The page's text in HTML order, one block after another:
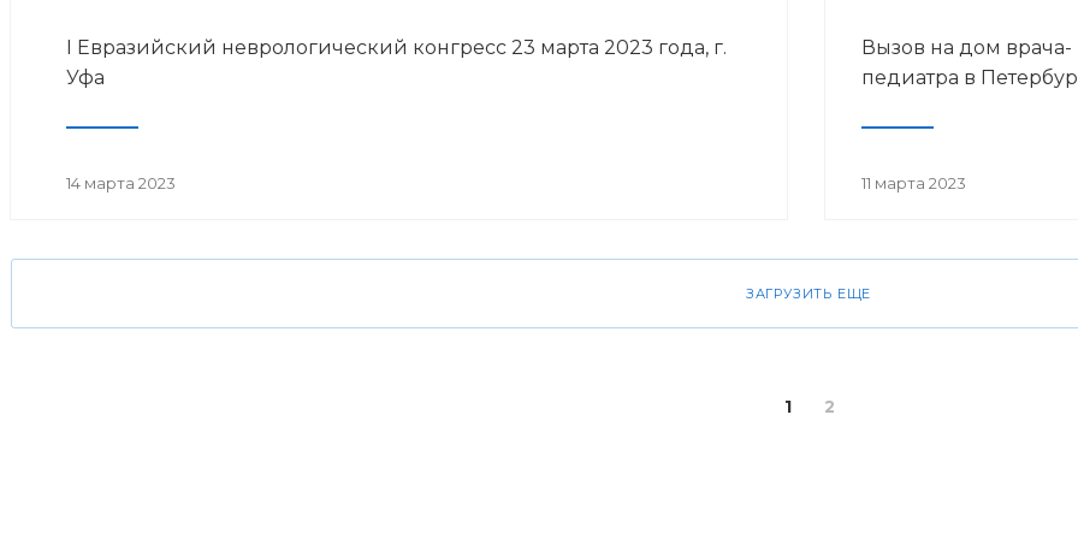
I Евразийский неврологический конгресс 23 марта 2023 года, г.
Уфа
14 марта 2023
Вызов на дом врача-
педиатра в
11 марта 2023
ЗАГРУЗИТЬ ЕЩЕ
1 2